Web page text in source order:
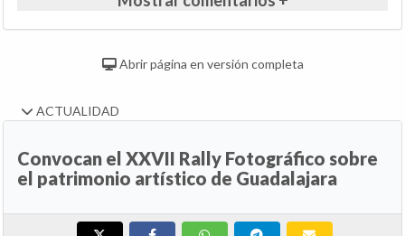
Abrir página en versión completa
ACTUALIDAD
Convocan el XXVII Rally Fotográfico sobre
el patrimonio artístico de Guadalajara